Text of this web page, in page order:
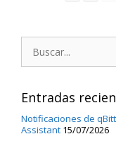
Buscar:
Entradas
Notificaciones de
Assistant 15/07/2026